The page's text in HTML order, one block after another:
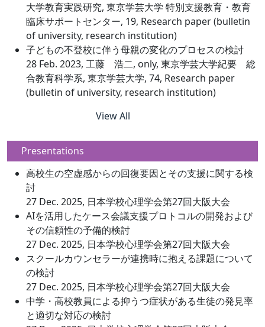
大学教育実践研究, 東京学芸大学 特別支援教育・教育
臨床サポートセンター, 19, Research paper (bulletin
of university, research institution)
子どもの不登校に伴う母親の変化のプロセスの検討
28 Feb. 2023, 工藤 浩二, only, 東京学芸大学紀要 総
合教育科学系, 東京学芸大学, 74, Research paper
(bulletin of university, research institution)
View All
Presentations
⾼校⽣の空虚感からの回復要因とその⽀援に関する検
討
27 Dec. 2025, 日本学校心理学会第27回大阪大会
AIを活⽤したケース会議⽀援プロトコルの開発および
その信頼性の予備的検討
27 Dec. 2025, 日本学校心理学会第27回大阪大会
スクールカウンセラーが連携時に抱える課題について
の検討
27 Dec. 2025, 日本学校心理学会第27回大阪大会
中学・⾼校教員による抑うつ症状がある⽣徒の発⾒率
と適切な対応の検討